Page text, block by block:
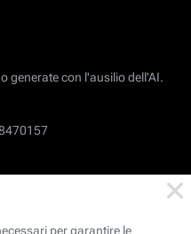
generate con l'ausilio dell'AI.